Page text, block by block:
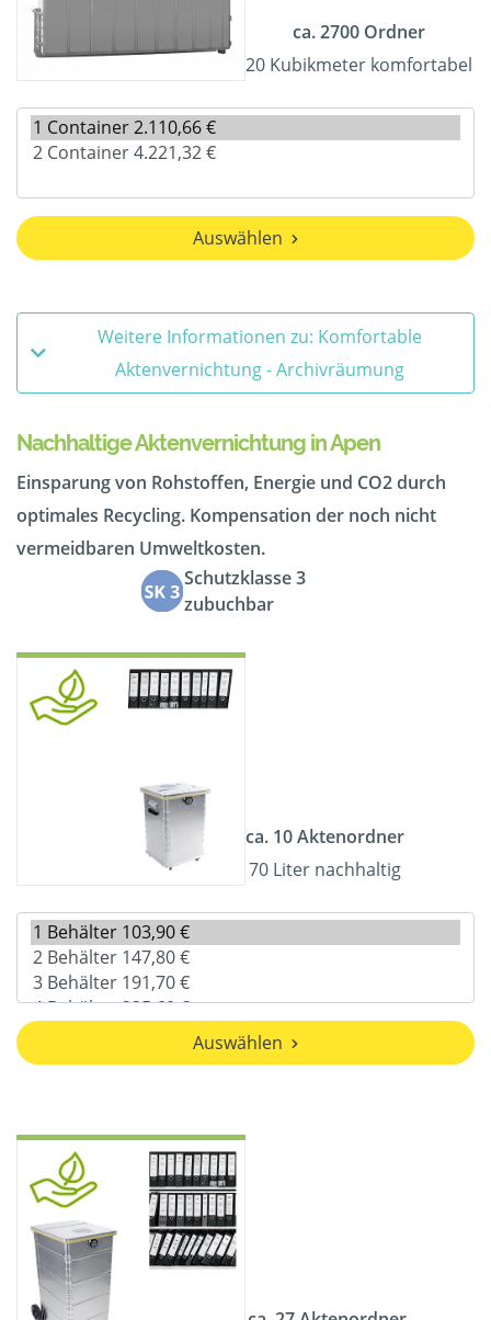
ca. 2700 Ordner
20 Kubikmeter komfortabel
Auswählen
Weitere Informationen zu: Komfortable
Aktenvernichtung - Archivräumung
Nachhaltige Aktenvernichtung in Apen
Einsparung von Rohstoffen, Energie und CO2 durch
optimales Recycling. Kompensation der noch nicht
vermeidbaren Umweltkosten.
Schutzklasse 3
zubuchbar
ca. 10 Aktenordner
70 Liter nachhaltig
Auswählen